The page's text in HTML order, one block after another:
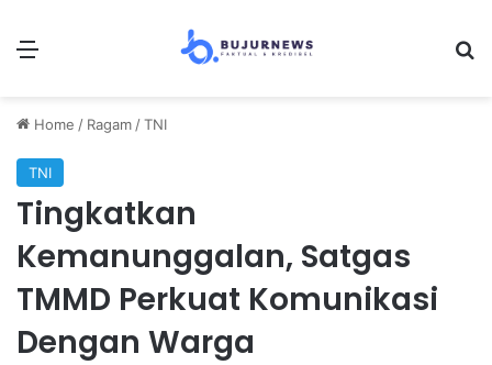
Menu
Home / Ragam /TNI
TNI
Tingkatkan
Kemanunggalan, Satgas
TMMD Perkuat Komunikasi
Dengan Warga